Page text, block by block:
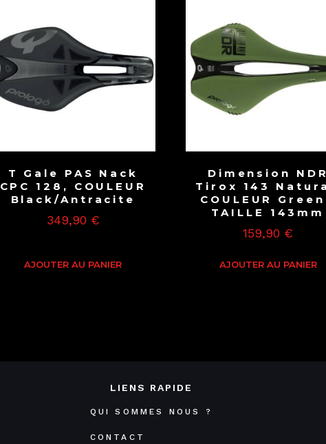
T Gale PAS Nack
CPC 128, COULEUR
Black/Antracite
349,90 €
AJOUTER AU PANIER
Dimension NDR
Tirox 143
COULEUR
TAILLE 143mm
159,90 €
AJOUTER AU PANIER
LIENS RAPIDE
QUI SOMMES NOUS ?
CONTACT